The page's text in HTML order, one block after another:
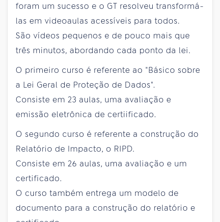
foram um sucesso e o GT resolveu transformá-
las em videoaulas acessíveis para todos.
São vídeos pequenos e de pouco mais que
três minutos, abordando cada ponto da lei.
O primeiro curso é referente ao "Básico sobre
a Lei Geral de Proteção de Dados".
Consiste em 23 aulas, uma avaliação e
emissão eletrônica de certiificado.
O segundo curso é referente a construção do
Relatório de Impacto, o RIPD.
Consiste em 26 aulas, uma avaliação e um
certificado.
O curso também entrega um modelo de
documento para a construção do relatório e